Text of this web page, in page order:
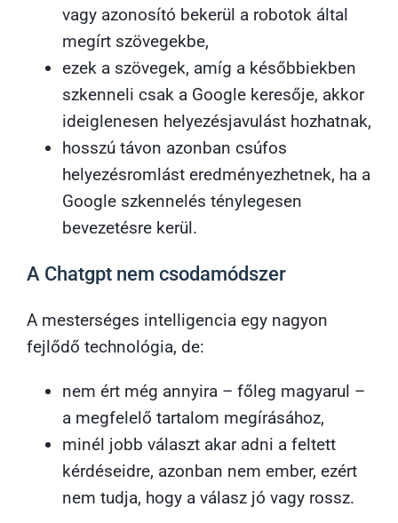
vagy azonosító bekerül a robotok által
megírt szövegekbe,
ezek a szövegek, amíg a későbbiekben
szkenneli csak a Google keresője, akkor
ideiglenesen helyezésjavulást hozhatnak,
hosszú távon azonban csúfos
helyezésromlást eredményezhetnek, ha a
Google szkennelés ténylegesen
bevezetésre kerül.
A Chatgpt nem csodamódszer
A mesterséges intelligencia egy nagyon
fejlődő technológia, de:
nem ért még annyira – főleg magyarul –
a megfelelő tartalom megírásához,
minél jobb választ akar adni a feltett
kérdéseidre, azonban nem ember, ezért
nem tudja, hogy a válasz jó vagy rossz.